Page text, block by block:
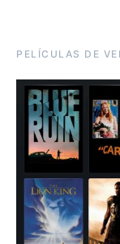
PELÍCULAS DE